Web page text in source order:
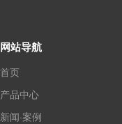
网站导航
首页
产品中心
新闻·案例